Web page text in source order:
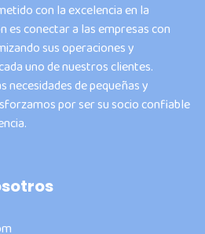
con la excelencia en la
es conectar a las empresas con
sus operaciones y
uno de nuestros clientes.
necesidades de pequeñas y
por ser su socio confiable